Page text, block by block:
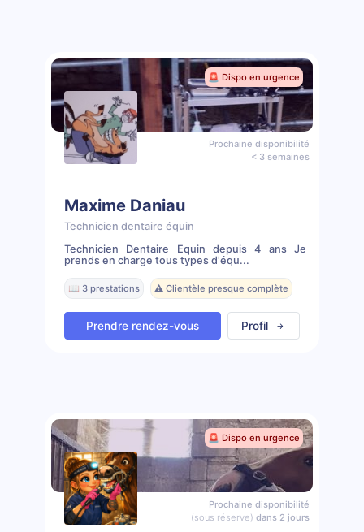
🚨 Dispo en urgence
Prochaine disponibilité
< 3 semaines
Maxime Daniau
Technicien dentaire équin
Technicien Dentaire Équin depuis 4 ans Je
prends en charge tous types d'équ...
📖 3 prestations ⚠️ Clientèle presque complète
Prendre rendez-vous Profil
🚨 Dispo en urgence
Prochaine disponibilité
(sous réserve) dans 2 jours